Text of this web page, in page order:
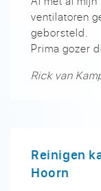
ventilatoren
geborsteld.
Prima gozer
Rick van
Reinigen
Hoorn